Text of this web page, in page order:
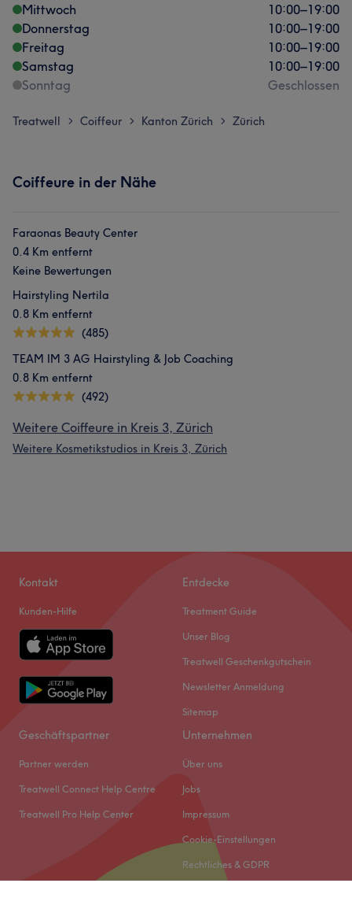
Mittwoch
10:00–19:00
Donnerstag
10:00–19:00
Freitag
10:00–19:00
Samstag
10:00–19:00
Sonntag
Geschlossen
Treatwell > Coiffeur > Kanton Zürich > Zürich
Coiffeure in der Nähe
Faraonas Beauty Center
0.4 Km entfernt
Keine Bewertungen
Hairstyling Nertila
0.8 Km entfernt
(485)
TEAM IM 3 AG Hairstyling & Job Coaching
0.8 Km entfernt
(492)
Weitere Coiffeure in Kreis 3, Zürich
Weitere Kosmetikstudios in Kreis 3, Zürich
Kontakt
Kunden-Hilfe
Entdecke
Treatment Guide
Unser Blog
Treatwell Geschenkgutschein
Newsletter Anmeldung
Sitemap
Geschäftspartner
Partner werden
Treatwell Connect Help Centre
Treatwell Pro Help Center
Unternehmen
Über uns
Jobs
Impressum
Cookie-Einstellungen
Rechtliches & GDPR